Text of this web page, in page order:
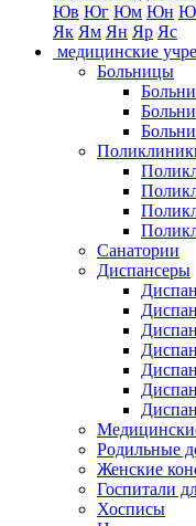
Юв Юг Юм Юн
Як Ям Ян Яр Яс
медицинские
Больницы
Санатории
Диспансеры
Родильные
Женские
Госпитали
Хосписы